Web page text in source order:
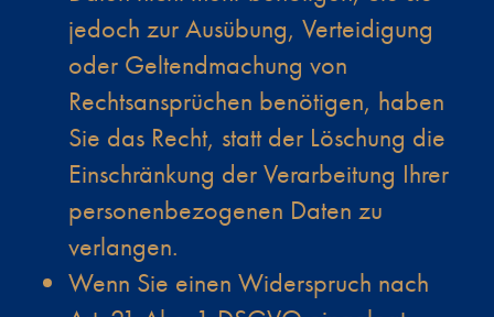
jedoch zur Ausübung, Verteidigung
oder Geltendmachung von
Rechtsansprüchen benötigen, haben
Sie das Recht, statt der Löschung die
Einschränkung der Verarbeitung Ihrer
personenbezogenen Daten zu
verlangen.
Wenn Sie einen Widerspruch nach